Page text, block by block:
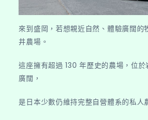
來到盛岡，若想親近自然、體驗廣闊的
井農場。
這座擁有超過 130 年歷史的農場，位
廣闊，
是日本少數仍維持完整自營體系的私人